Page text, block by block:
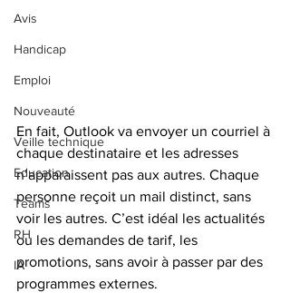
Avis
Handicap
Emploi
Nouveauté
Veille technique
Education
Teams
RH
IA
En fait, Outlook va envoyer un courriel à
chaque destinataire et les adresses
n’apparaissent pas aux autres. Chaque
personne reçoit un mail distinct, sans
voir les autres. C’est idéal les actualités
ou les demandes de tarif, les
promotions, sans avoir à passer par des
programmes externes.